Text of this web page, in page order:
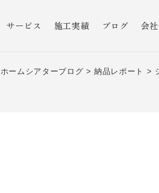
サービス 施工実績 ブログ 会
ホームシアターブログ >納品レポート >